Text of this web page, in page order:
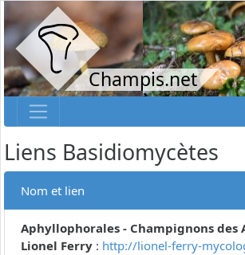
Champis.net
Liens Basidiomycètes
Nom et lien
Aphyllophorales - Champignons des
Lionel Ferry : http://lionel-ferry-